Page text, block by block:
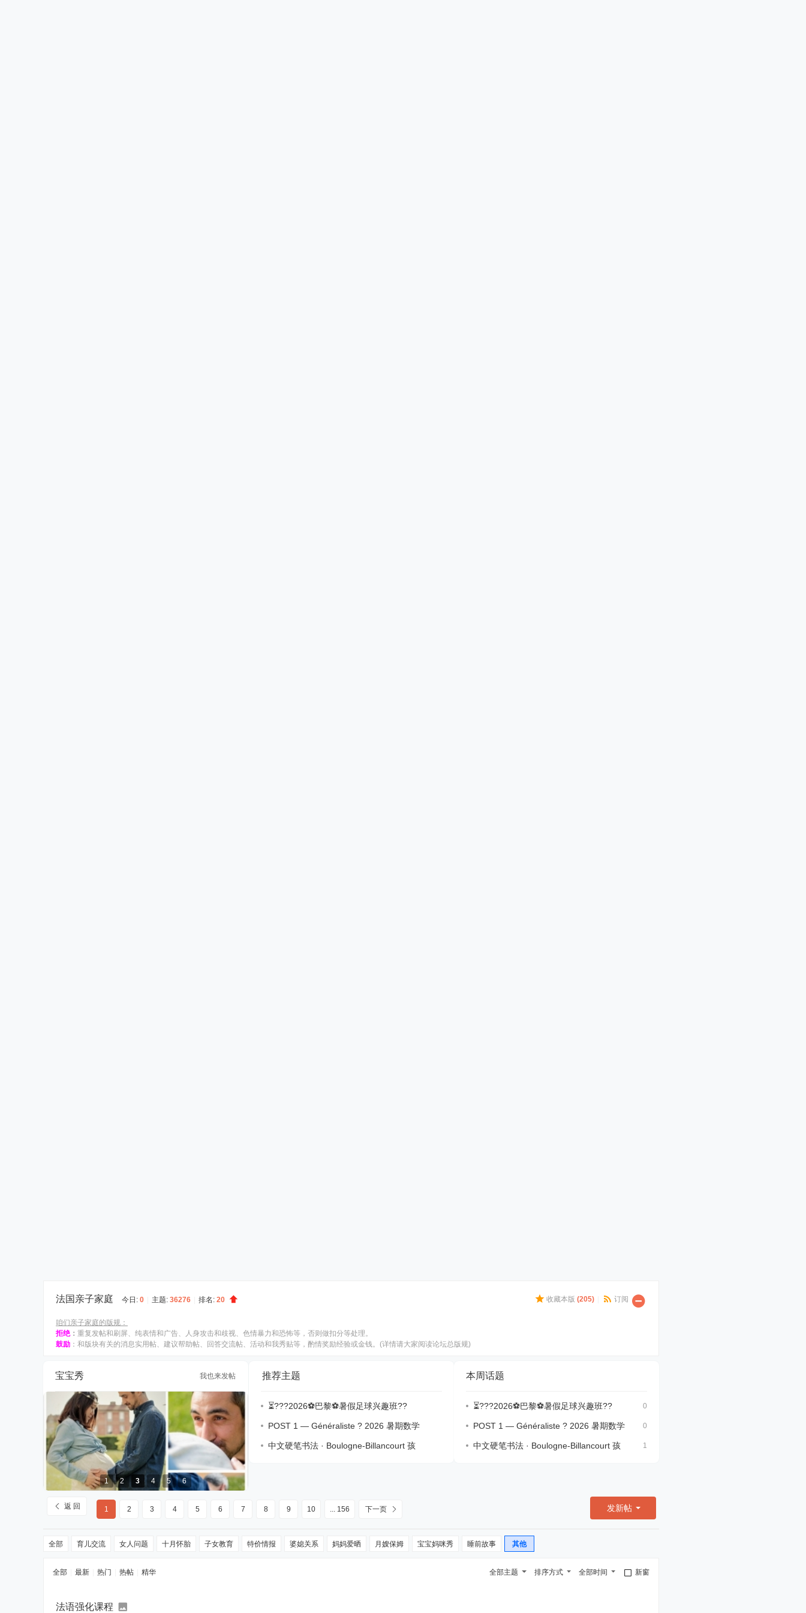
收藏本版 (205) 订阅
法国亲子家庭 今日: 0 主题: 36276 排名: 20
咱们亲子家庭的版规：
拒绝： 重复发帖和刷屏、纯表情和广告、人身攻击和歧视、色情暴力和恐怖等，否则做扣分等处理。
鼓励 ：和版块有关的消息实用帖、建议帮助帖、回答交流帖、活动和我秀贴等，酌情奖励经验或金钱。(详情请大家阅读论坛总版规)
宝宝秀 我也来发帖
198欧孕妇照，亲子照，百日照，内有样片
1 2 3 4 5 6
推荐主题
⏳???2026⚽巴黎⚽暑假足球兴趣班?‍?
POST 1 — Généraliste ? 2026 暑期数学
中文硬笔书法 · Boulogne-Billancourt 孩
本周话题
0
⏳???2026⚽巴黎⚽暑假足球兴趣班?‍?
0
POST 1 — Généraliste ? 2026 暑期数学
1
中文硬笔书法 · Boulogne-Billancourt 孩
返 回 1 2 3 4 5 6 7 8 9 10 ... 156 下一页 发新帖
全部 育儿交流 女人问题 十月怀胎 子女教育 特价情报 婆媳关系 妈妈爱晒 月嫂保姆 宝宝妈咪秀 睡前故事 其他
新窗
全部时间
排序方式
全部主题
全部 最新 热门 热帖 精华
法语强化课程